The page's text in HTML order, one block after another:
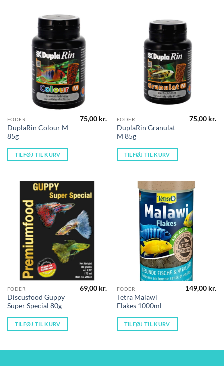
FODER
DuplaRin Colour M
85g
75,00 kr.
TILFØJ TIL KURV
FODER
DuplaRin Granulat
M 85g
75,00 kr.
TILFØJ TIL KURV
FODER
Discusfood Guppy
Super Special 80g
69,00 kr.
TILFØJ TIL KURV
FODER
Tetra Malawi
Flakes 1000ml
149,00 kr.
TILFØJ TIL KURV